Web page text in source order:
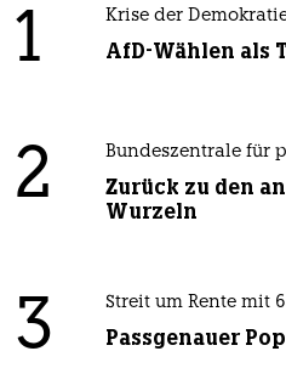
1 Krise der
AfD-Wählen als
2 Bundeszentrale für
Zurück zu den
Wurzeln
3 Streit um Rente mit
Passgenauer